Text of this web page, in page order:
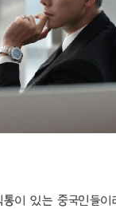
이 있는 중국인들